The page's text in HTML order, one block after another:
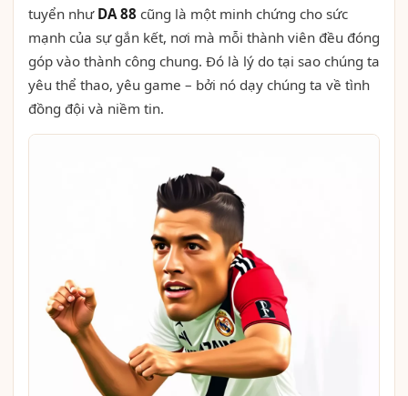
tuyển như DA 88 cũng là một minh chứng cho sức
mạnh của sự gắn kết, nơi mà mỗi thành viên đều đóng
góp vào thành công chung. Đó là lý do tại sao chúng ta
yêu thể thao, yêu game – bởi nó dạy chúng ta về tình
đồng đội và niềm tin.